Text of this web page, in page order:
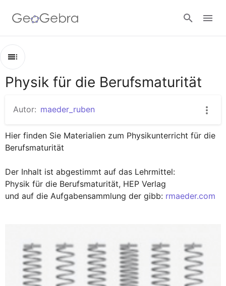
Google Classroom
GeoGebra Classroom
Kapitel
Wärmelehre
Kinematik
Dynamik
Statik
Physik für die Berufsmaturität
Autor: maeder_ruben
Hier finden Sie Materialien zum Physikunterricht für die
Berufsmaturität
Der Inhalt ist abgestimmt auf das Lehrmittel:
Physik für die Berufsmaturität, HEP Verlag
und auf die Aufgabensammlung der gibb: rmaeder.com